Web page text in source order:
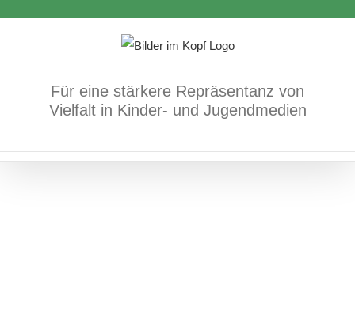
Für eine stärkere Repräsentanz von
Vielfalt in Kinder- und Jugendmedien
PS: Es gibt Lieblingseis
Vielfalt/Identität